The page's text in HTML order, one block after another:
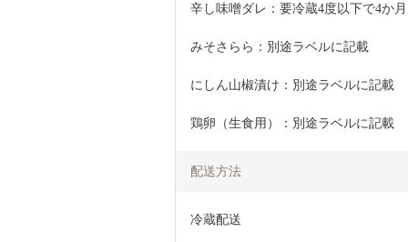
辛し味噌ダレ：要冷蔵4度以下で4か月
みそさらら：別途ラベルに記載
にしん山椒漬け：別途ラベルに記載
鶏卵（生食用）：別途ラベルに記載
配送方法
冷蔵配送